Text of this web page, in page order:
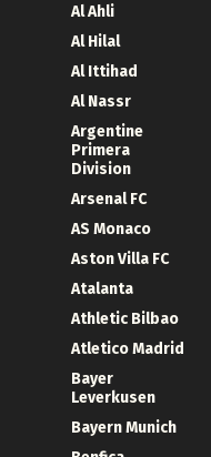
Al Ahli
Al Hilal
Al Ittihad
Al Nassr
Argentine
Primera
Division
Arsenal FC
AS Monaco
Aston Villa FC
Atalanta
Athletic Bilbao
Atletico Madrid
Bayer
Leverkusen
Bayern Munich